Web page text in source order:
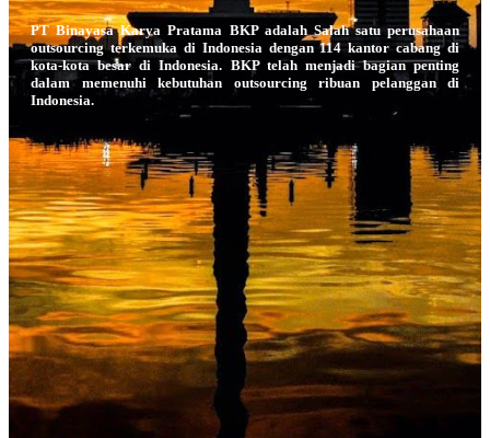
PT Binayasa Karya Pratama BKP adalah Salah satu perusahaan
outsourcing terkemuka di Indonesia dengan 114 kantor cabang di
kota-kota besar di Indonesia. BKP telah menjadi bagian penting
dalam memenuhi kebutuhan outsourcing ribuan pelanggan di
Indonesia.